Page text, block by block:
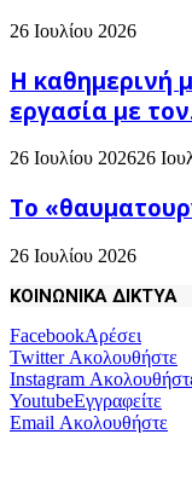
26 Ιουλίου 2026
H καθημερινή
εργασία με
26 Ιουλίου 202626
Το
26 Ιουλίου 2026
ΚΟΙΝΩΝΙΚΑ ΔΙΚΤΥΑ
FacebookΑρέσει
TwitterΑκολουθήστε
Instagram
YoutubeΕγγραφείτε
Email Ακολουθήστε